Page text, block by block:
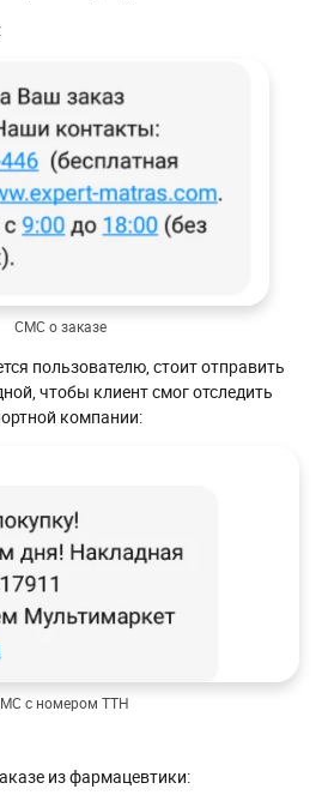
СМС о заказе
пользователю, стоит отправить
чтобы клиент смог отследить
компании:
с номером ТТН
из фармацевтики: